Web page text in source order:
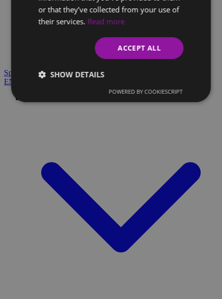
Klientský slovník
Spojme sa
EN
or that they’ve collected from your use of
their services. Read more
ACCEPT ALL
SHOW DETAILS
POWERED BY COOKIESCRIPT